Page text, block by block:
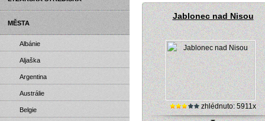
Jablonec nad Nisou
zhlédnuto: 5911x
MĚSTA
Albánie
Aljaška
Argentina
Austrálie
Belgie